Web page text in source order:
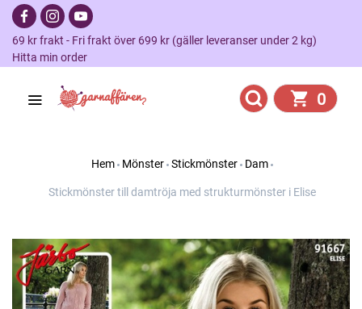
69 kr frakt - Fri frakt över 699 kr (gäller leveranser under 2 kg)
Hitta min order
0
Hem Mönster Stickmönster Dam
Stickmönster till damtröja med strukturmönster i Elise